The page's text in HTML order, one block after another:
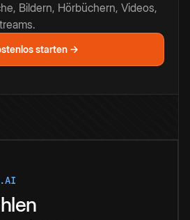
Bildern, Hörbüchern, Videos,
starten →